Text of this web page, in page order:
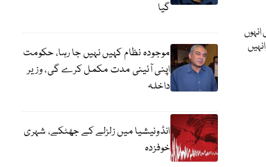
گیا
موجودہ نظام کہیں نہیں جا رہا، حکومت
اپنی آئینی مدت مکمل کرے گی، وزیر
داخلہ
انڈونیشیا میں زلزلے کے جھٹکے، شہری
خوفزدہ